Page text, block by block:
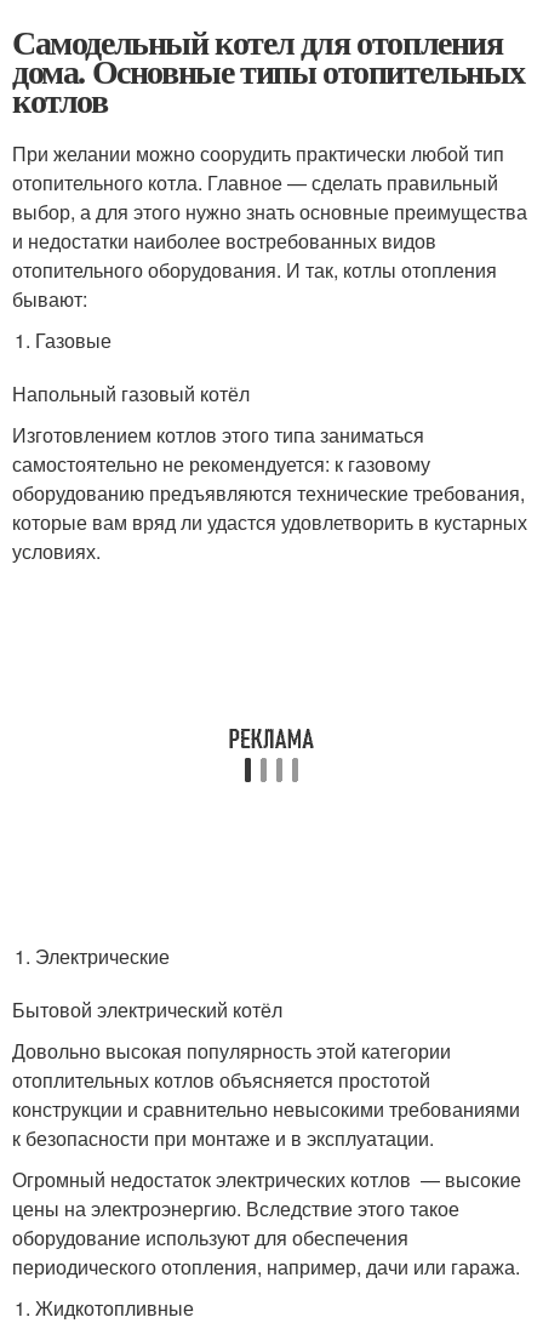
Самодельный котел для отопления
дома. Основные типы отопительных
котлов
При желании можно соорудить практически любой тип
отопительного котла. Главное — сделать правильный
выбор, а для этого нужно знать основные преимущества
и недостатки наиболее востребованных видов
отопительного оборудования. И так, котлы отопления
бывают:
Газовые
Напольный газовый котёл
Изготовлением котлов этого типа заниматься
самостоятельно не рекомендуется: к газовому
оборудованию предъявляются технические требования,
которые вам вряд ли удастся удовлетворить в кустарных
условиях.
Электрические
Бытовой электрический котёл
Довольно высокая популярность этой категории
отоплительных котлов объясняется простотой
конструкции и сравнительно невысокими требованиями
к безопасности при монтаже и в эксплуатации.
Огромный недостаток электрических котлов — высокие
цены на электроэнергию. Вследствие этого такое
оборудование используют для обеспечения
периодического отопления, например, дачи или гаража.
Жидкотопливные